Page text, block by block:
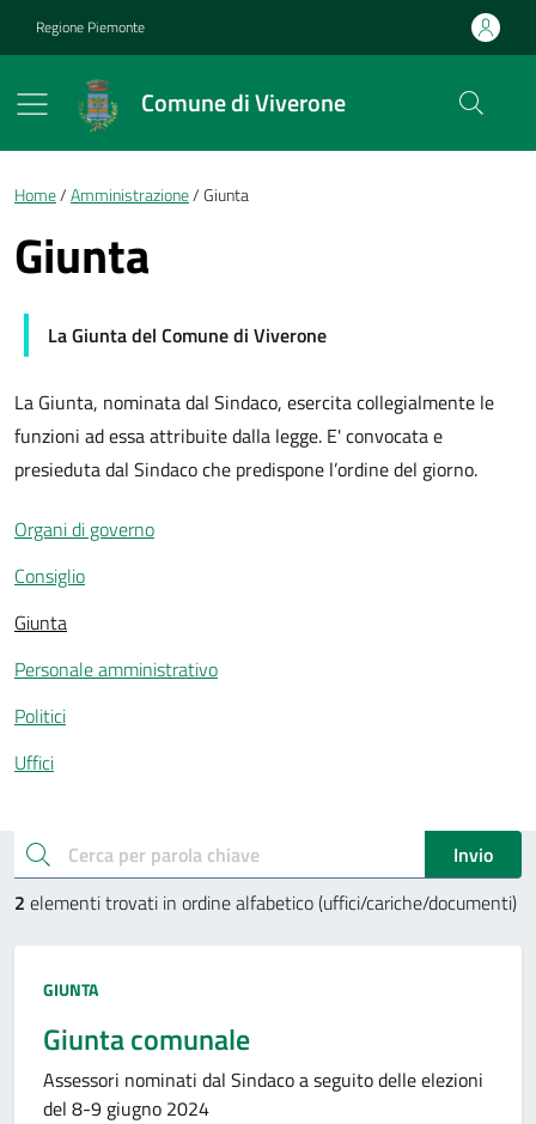
Regione Piemonte
Comune di Viverone
Briciole di pane
Home Amministrazione Giunta
Giunta
La Giunta del Comune di Viverone
La Giunta, nominata dal Sindaco, esercita collegialmente le
funzioni ad essa attribuite dalla legge. E' convocata e
presieduta dal Sindaco che predispone l’ordine del giorno.
Organi di governo
Consiglio
Giunta
Personale amministrativo
Politici
Uffici
Esplora gli uffici e aree
cerca
Invio
2 elementi trovati in ordine alfabetico (uffici/cariche/documenti)
Tipo amministrazione:
GIUNTA
Giunta comunale
Assessori nominati dal Sindaco a seguito delle elezioni
del 8-9 giugno 2024